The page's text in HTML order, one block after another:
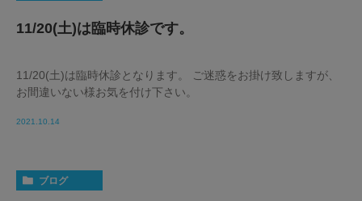
11/20(土)は臨時休診です。
11/20(土)は臨時休診となります。 ご迷惑をお掛け致しますが、
お間違いない様お気を付け下さい。
2021.10.14
ブログ